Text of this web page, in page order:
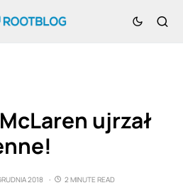
ujrzał
2018
2 MINUTE READ